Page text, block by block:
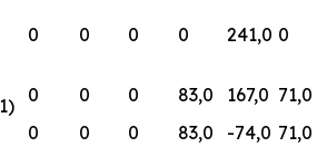
0 0 0 0 241,0 0
0 0 0 83,0 167,0 71,0
0 0 0 83,0 -74,0 71,0